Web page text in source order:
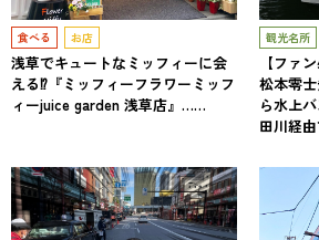
食べる お店
浅草でキュートなミッフィーに会
える⁉『ミッフィーフラワーミッフ
ィーjuice garden 浅草店』……
観光名所
【ファ
松本零
ら水上
田川経